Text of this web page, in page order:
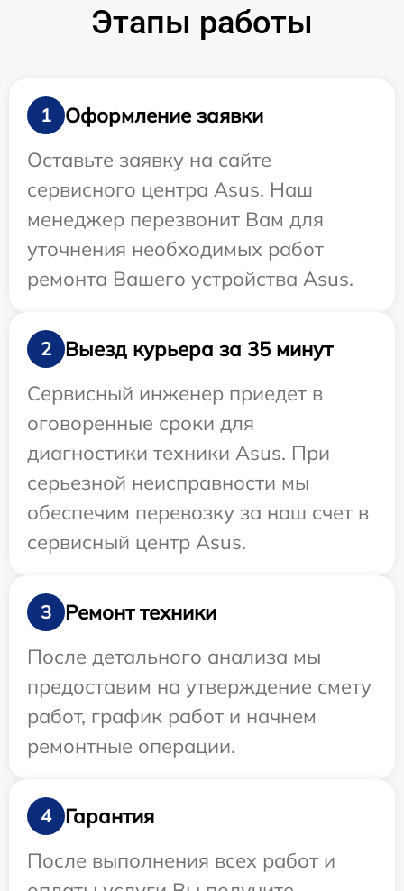
Этапы работы
1
Оформление заявки
Оставьте заявку на сайте
сервисного центра Asus. Наш
менеджер перезвонит Вам для
уточнения необходимых работ
ремонта Вашего устройства Asus.
2
Выезд курьера за 35 минут
Сервисный инженер приедет в
оговоренные сроки для
диагностики техники Asus. При
серьезной неисправности мы
обеспечим перевозку за наш счет в
сервисный центр Asus.
3
Ремонт техники
После детального анализа мы
предоставим на утверждение смету
работ, график работ и начнем
ремонтные операции.
4
Гарантия
После выполнения всех работ и